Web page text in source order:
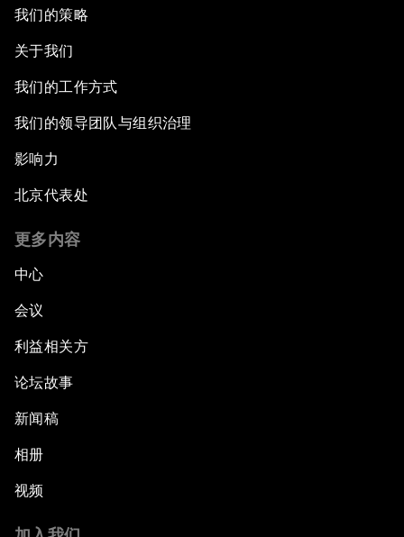
我们的策略
关于我们
我们的工作方式
我们的领导团队与组织治理
影响力
北京代表处
更多内容
中心
会议
利益相关方
论坛故事
新闻稿
相册
视频